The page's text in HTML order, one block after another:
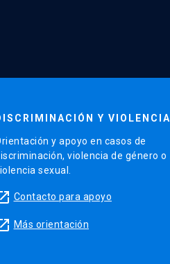
Y VIOLENCIA
y apoyo en casos de
violencia de género o
sexual.
Contacto para apoyo
Más orientación